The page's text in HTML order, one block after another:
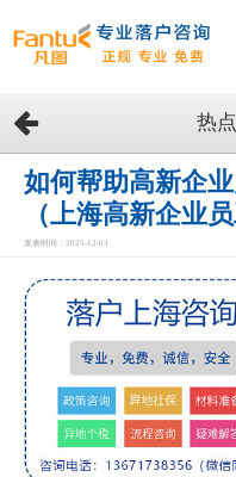
网
站
首
页
留
生
务
热
如何帮助高新企
（上海高新企业
发表时间：2025-12-03